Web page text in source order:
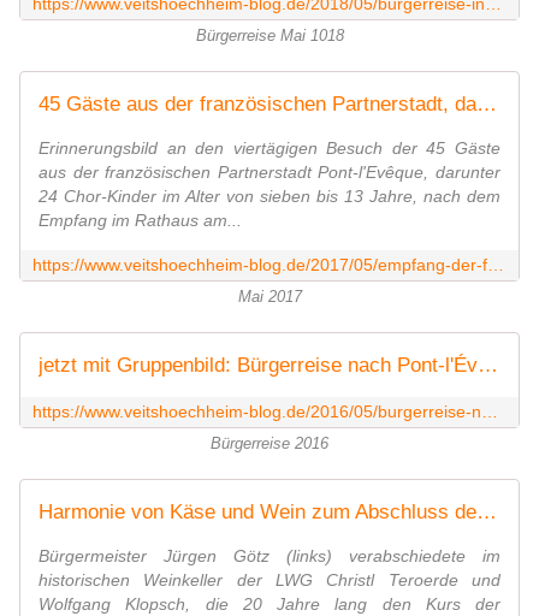
Bürgerreise Mai 1018
45 Gäste aus der französischen Partnerstadt, darunter 24 Kinder, vier Tage zu Gast in Veitshöchheim - Veitshöchheim News
Erinnerungsbild an den viertägigen Besuch der 45 Gäste
aus der französischen Partnerstadt Pont-l'Evêque, darunter
24 Chor-Kinder im Alter von sieben bis 13 Jahre, nach dem
Empfang im Rathaus am...
Mai 2017
jetzt mit Gruppenbild: Bürgerreise nach Pont-l'Évêque - Vier sonnige und erlebnisreiche Tage in der Partnerstadt in der Normandie - Veitshöchheim News
Bürgerreise 2016
Harmonie von Käse und Wein zum Abschluss des 20jährigen deutsch-französischen Partnerschaftsjubiläums - Eva Trampe neue Veitshöchheimer Partnerschaftsbeauftragte - Veitshöchheim News
Bürgermeister Jürgen Götz (links) verabschiedete im
historischen Weinkeller der LWG Christl Teroerde und
Wolfgang Klopsch, die 20 Jahre lang den Kurs der